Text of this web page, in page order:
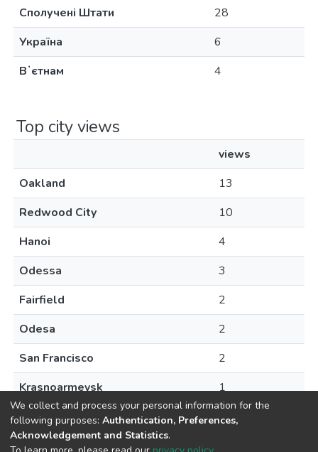
Сполучені Штати
28
Україна
6
Вʼєтнам
4
Top city views
views
Oakland
13
Redwood City
10
Hanoi
4
Odessa
3
Fairfield
2
Odesa
2
San Francisco
2
Krasnoarmeysk
1
We collect and process your personal information for the
following purposes: Authentication, Preferences,
Acknowledgement and Statistics.